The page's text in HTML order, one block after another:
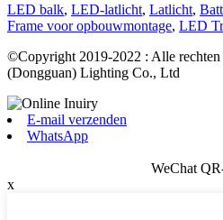
LED balk, LED-latlicht, Latlicht,
Frame voor opbouwmontage, LED
©Copyright 2019-2022 : Alle rechten
(Dongguan) Lighting Co., Ltd
E-mail verzenden
WhatsApp
WeChat
x